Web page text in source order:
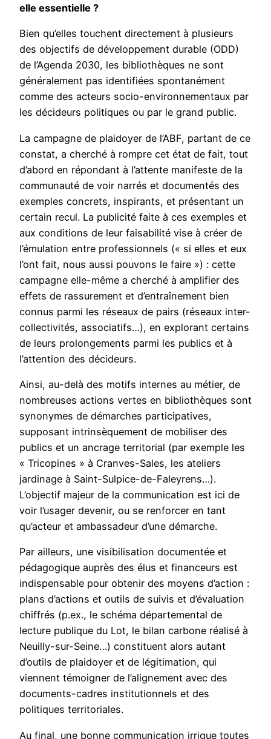
elle essentielle ?
Bien qu’elles touchent directement à plusieurs
des objectifs de développement durable (ODD)
de l’Agenda 2030, les bibliothèques ne sont
généralement pas identifiées spontanément
comme des acteurs socio-environnementaux par
les décideurs politiques ou par le grand public.
La campagne de plaidoyer de l’ABF, partant de ce
constat, a cherché à rompre cet état de fait, tout
d’abord en répondant à l’attente manifeste de la
communauté de voir narrés et documentés des
exemples concrets, inspirants, et présentant un
certain recul. La publicité faite à ces exemples et
aux conditions de leur faisabilité vise à créer de
l’émulation entre professionnels (« si elles et eux
l’ont fait, nous aussi pouvons le faire ») : cette
campagne elle-même a cherché à amplifier des
effets de rassurement et d’entraînement bien
connus parmi les réseaux de pairs (réseaux inter-
collectivités, associatifs…), en explorant certains
de leurs prolongements parmi les publics et à
l’attention des décideurs.
Ainsi, au-delà des motifs internes au métier, de
nombreuses actions vertes en bibliothèques sont
synonymes de démarches participatives,
supposant intrinsèquement de mobiliser des
publics et un ancrage territorial (par exemple les
« Tricopines » à Cranves-Sales, les ateliers
jardinage à Saint-Sulpice-de-Faleyrens…).
L’objectif majeur de la communication est ici de
voir l’usager devenir, ou se renforcer en tant
qu’acteur et ambassadeur d’une démarche.
Par ailleurs, une visibilisation documentée et
pédagogique auprès des élus et financeurs est
indispensable pour obtenir des moyens d’action :
plans d’actions et outils de suivis et d’évaluation
chiffrés (p.ex., le schéma départemental de
lecture publique du Lot, le bilan carbone réalisé à
Neuilly-sur-Seine…) constituent alors autant
d’outils de plaidoyer et de légitimation, qui
viennent témoigner de l’alignement avec des
documents-cadres institutionnels et des
politiques territoriales.
Au final, une bonne communication irrigue toutes